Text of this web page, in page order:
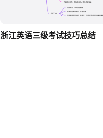
浙江英语三级考试技巧总结